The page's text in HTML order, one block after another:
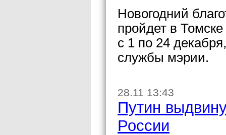
Новогодний
пройдет в
с 1 по 24
службы мэрии.
28.11 13:43
Путин
России